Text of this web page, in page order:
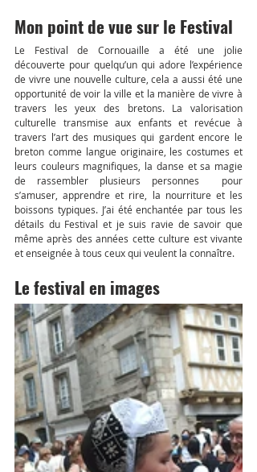
Mon point de vue sur le Festival
Le Festival de Cornouaille a été une jolie
découverte pour quelqu’un qui adore l’expérience
de vivre une nouvelle culture, cela a aussi été une
opportunité de voir la ville et la manière de vivre à
travers les yeux des bretons. La valorisation
culturelle transmise aux enfants et revécue à
travers l’art des musiques qui gardent encore le
breton comme langue originaire, les costumes et
leurs couleurs magnifiques, la danse et sa magie
de rassembler plusieurs personnes  pour
s’amuser, apprendre et rire, la nourriture et les
boissons typiques. J’ai été enchantée par tous les
détails du Festival et je suis ravie de savoir que
même après des années cette culture est vivante
et enseignée à tous ceux qui veulent la connaître.
Le festival en images